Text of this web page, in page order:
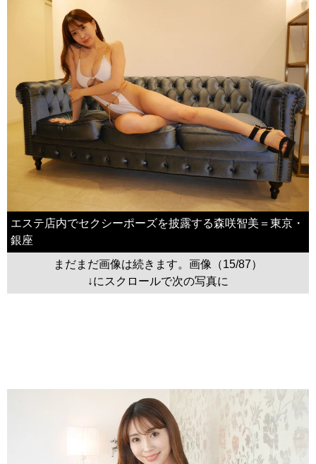
エステ店内でセクシーポーズを披露する森咲智美＝東京・
銀座
まだまだ画像は続きます。画像（15/87）
↓にスクロールで次の写真に